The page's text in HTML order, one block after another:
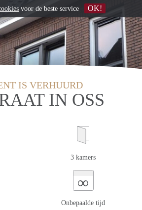
IS VERHUURD
IN OSS
3 kamers
∞
Onbepaalde tijd
voor de beste service OK!